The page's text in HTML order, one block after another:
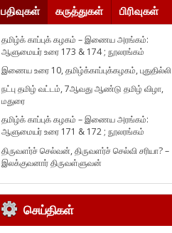
பதிவுகள் கருத்துகள் பிரிவுகள்
தமிழ்க் காப்புக் கழகம் – இணைய அரங்கம்:
ஆளுமையர் உரை 173 & 174 ; நூலரங்கம்
இணைய உரை 10, தமிழ்க்காப்புக்கழகம், புதுதில்லி
நட்பு தமிழ் வட்டம், 7ஆவது ஆண்டு தமிழ் விழா,
மதுரை
தமிழ்க் காப்புக் கழகம் – இணைய அரங்கம்:
ஆளுமையர் உரை 171 & 172 ; நூலரங்கம்
திருவளர்ச் செல்வன், திருவளர்ச் செல்வி சரியா? –
இலக்குவனார் திருவள்ளுவன்
செய்திகள்